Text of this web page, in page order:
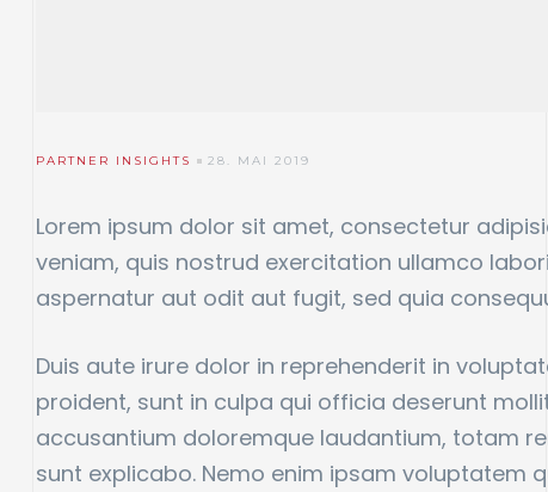
PARTNER INSIGHTS 28. MAI 2019
Lorem ipsum dolor sit amet, consectetur
veniam, quis nostrud exercitation ullamco
aspernatur aut odit aut fugit, sed quia
Duis aute irure dolor in reprehenderit in
proident, sunt in culpa qui officia deserunt
accusantium doloremque laudantium, totam
sunt explicabo. Nemo enim ipsam voluptatem